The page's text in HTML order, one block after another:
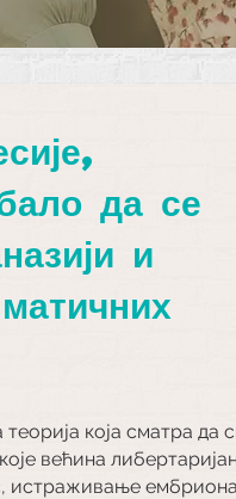
да се
и
која сматра да
већина
истраживање